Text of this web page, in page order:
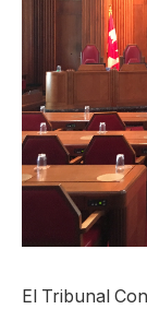
El Tribunal